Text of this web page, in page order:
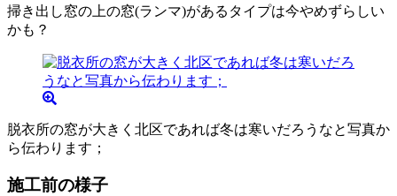
掃き出し窓の上の窓(ランマ)があるタイプは今やめずらしい
かも？
脱衣所の窓が大きく北区であれば冬は寒いだろうなと写真か
ら伝わります；
施工前の様子